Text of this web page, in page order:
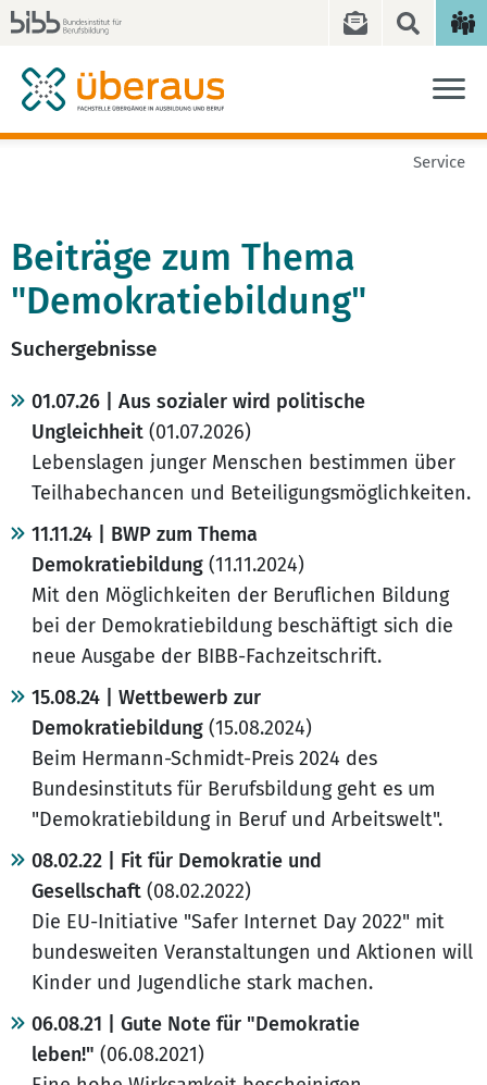
Service
Beiträge zum Thema
"Demokratiebildung"
Suchergebnisse
01.07.26 | Aus sozialer wird politische
Ungleichheit (01.07.2026)
Lebenslagen junger Menschen bestimmen über
Teilhabechancen und Beteiligungsmöglichkeiten.
11.11.24 | BWP zum Thema
Demokratiebildung (11.11.2024)
Mit den Möglichkeiten der Beruflichen Bildung
bei der Demokratiebildung beschäftigt sich die
neue Ausgabe der BIBB-Fachzeitschrift.
15.08.24 | Wettbewerb zur
Demokratiebildung (15.08.2024)
Beim Hermann-Schmidt-Preis 2024 des
Bundesinstituts für Berufsbildung geht es um
"Demokratiebildung in Beruf und Arbeitswelt".
08.02.22 | Fit für Demokratie und
Gesellschaft (08.02.2022)
Die EU-Initiative "Safer Internet Day 2022" mit
bundesweiten Veranstaltungen und Aktionen will
Kinder und Jugendliche stark machen.
06.08.21 | Gute Note für "Demokratie
leben!" (06.08.2021)